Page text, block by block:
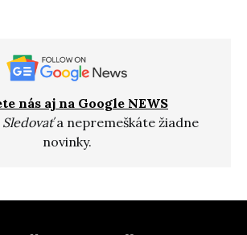
nás aj na Google NEWS
Sledovaťa nepremeškáte žiadne
novinky.